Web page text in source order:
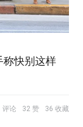
称快别这样
评论 32 赞 36 收藏